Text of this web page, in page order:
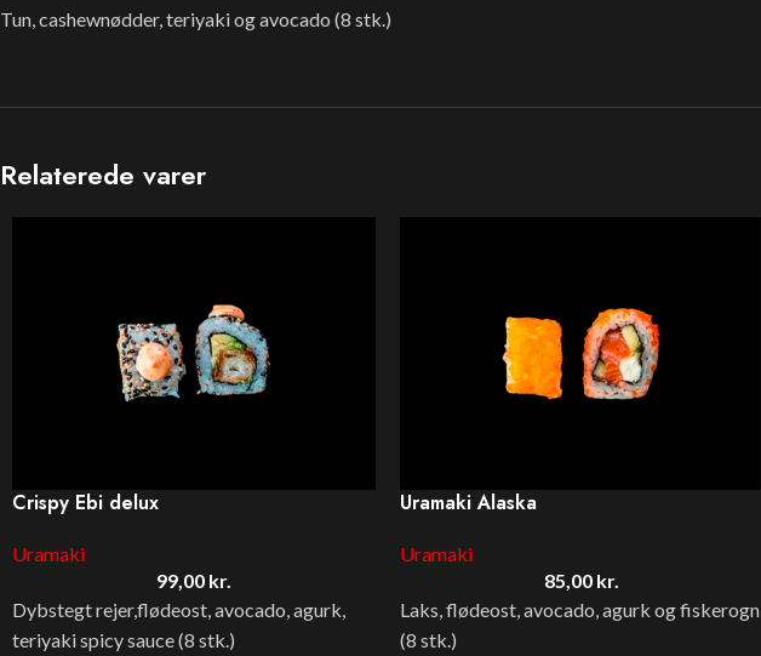
Tun, cashewnødder, teriyaki og avocado (8 stk.)
Relaterede varer
Crispy Ebi delux
Uramaki
99,00 kr.
Dybstegt rejer,flødeost, avocado, agurk,
teriyaki spicy sauce (8 stk.)
Uramaki Alaska
Uramaki
85,00 kr.
Laks, flødeost, avocado, agurk og fiskerogn
(8 stk.)